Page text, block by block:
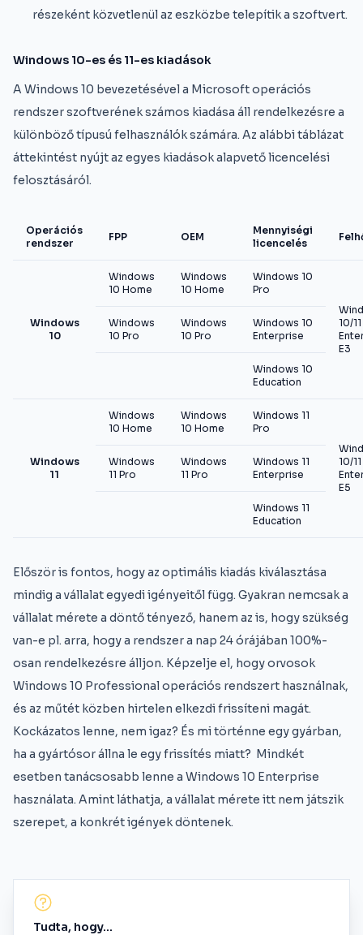
részeként közvetlenül az eszközbe telepítik a szoftvert.
Windows 10-es és 11-es kiadások
A Windows 10 bevezetésével a Microsoft operációs
rendszer szoftverének számos kiadása áll rendelkezésre a
különböző típusú felhasználók számára. Az alábbi táblázat
áttekintést nyújt az egyes kiadások alapvető licencelési
felosztásáról.
Operációs
rendszer
FPP OEM
Mennyiségi
licencelés
Windows
10
Windows
10 Home
Windows
10 Home
Windows 10
Pro
10/11
E3
Windows
10 Pro
Windows
10 Pro
Windows 10
Enterprise
Windows 10
Education
Windows
11
Windows
10 Home
Windows
10 Home
Windows 11
Pro
10/11
E5
Windows
11 Pro
Windows
11 Pro
Windows 11
Enterprise
Windows 11
Education
Először is fontos, hogy az optimális kiadás kiválasztása
mindig a vállalat egyedi igényeitől függ. Gyakran nemcsak a
vállalat mérete a döntő tényező, hanem az is, hogy szükség
van-e pl. arra, hogy a rendszer a nap 24 órájában 100%-
osan rendelkezésre álljon. Képzelje el, hogy orvosok
Windows 10 Professional operációs rendszert használnak,
és az műtét közben hirtelen elkezdi frissíteni magát.
Kockázatos lenne, nem igaz? És mi történne egy gyárban,
ha a gyártósor állna le egy frissítés miatt? Mindkét
esetben tanácsosabb lenne a Windows 10 Enterprise
használata. Amint láthatja, a vállalat mérete itt nem játszik
szerepet, a konkrét igények döntenek.
Tudta, hogy...